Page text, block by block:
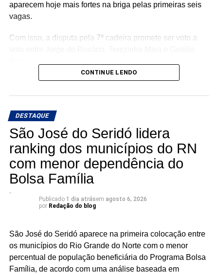
aparecem hoje mais fortes na briga pelas primeiras seis
vagas.
Com isso, a disputa pela 7ª cadeira promete ser voto a
Os três possuem bases e estruturas eleitorais importantes
e chegam à reta da pré-campanha buscando garantir um
potencial para fazer sete cadeiras, a briga pela última
vaga promete ser uma das mais acirradas da eleição para
a ALRN em 2026
CONTINUE LENDO
DESTAQUE
São José do Seridó lidera
ranking dos municípios do RN
com menor dependência do
Bolsa Família
Publicado 1 dia atrásem agosto 6, 2026
por Redação do blog
São José do Seridó aparece na primeira colocação entre
os municípios do Rio Grande do Norte com o menor
percentual de população beneficiária do Programa Bolsa
Família, de acordo com uma análise baseada em